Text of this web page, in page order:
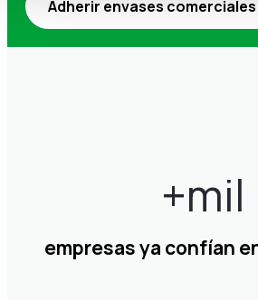
Adherir envases comerciales
empresas ya confían